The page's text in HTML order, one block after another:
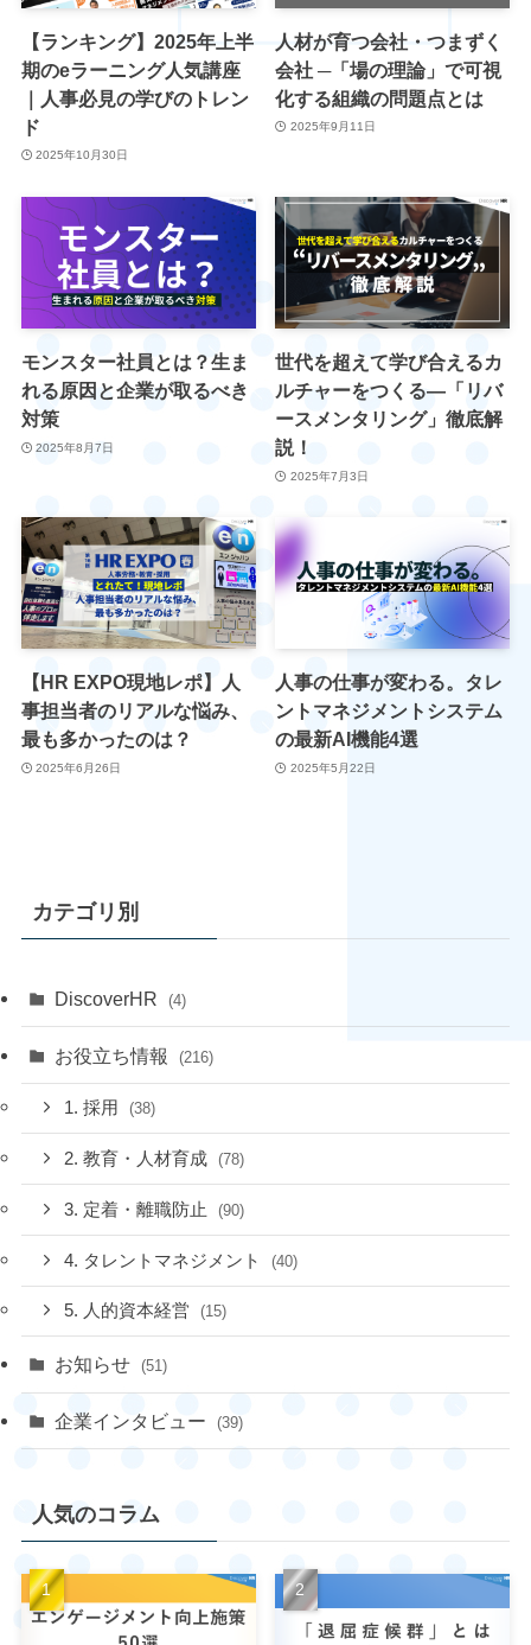
【ランキング】2025年上半
期のeラーニング人気講座
｜人事必見の学びのトレン
ド
2025年10月30日
人材が育つ会社・つまずく
会社 ─「場の理論」で可視
化する組織の問題点とは
2025年9月11日
モンスター社員とは？生ま
れる原因と企業が取るべき
対策
2025年8月7日
世代を超えて学び合えるカ
ルチャーをつくる―「リバ
ースメンタリング」徹底解
説！
2025年7月3日
【HR EXPO現地レポ】人
事担当者のリアルな悩み、
最も多かったのは？
2025年6月26日
人事の仕事が変わる。タレ
ントマネジメントシステム
の最新AI機能4選
2025年5月22日
カテゴリ別
DiscoverHR (4)
お役立ち情報 (216)
1. 採用 (38)
2. 教育・人材育成 (78)
3. 定着・離職防止 (90)
4. タレントマネジメント (40)
5. 人的資本経営 (15)
お知らせ (51)
企業インタビュー (39)
人気のコラム